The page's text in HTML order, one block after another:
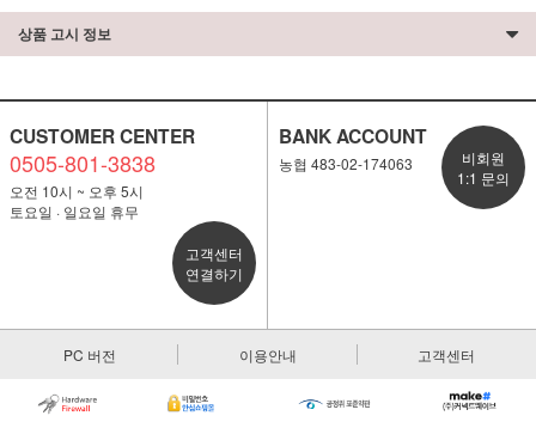
상품 고시 정보
CUSTOMER CENTER
0505-801-3838
오전 10시 ~ 오후 5시
토요일 · 일요일 휴무
고객센터
연결하기
BANK ACCOUNT
농협 483-02-174063
비회원
1:1 문의
PC 버전 이용안내 고객센터